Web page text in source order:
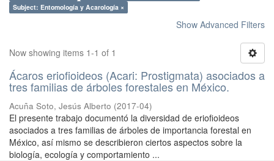
Subject: Entomología y Acarología ×
Show Advanced Filters
Now showing items 1-1 of 1
Ácaros eriofioideos (Acari: Prostigmata) asociados a
tres familias de árboles forestales en México.
Acuña Soto, Jesús Alberto (2017-04)
El presente trabajo documentó la diversidad de eriofioideos
asociados a tres familias de árboles de importancia forestal en
México, así mismo se describieron ciertos aspectos sobre la
biología, ecología y comportamiento ...